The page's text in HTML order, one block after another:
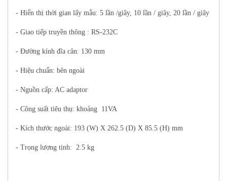
- Hiển thị thời gian lấy mẫu: 5 lần /giây, 10 lần / giây, 20 lần / giây
- Giao tiếp truyền thông : RS-232C
- Đường kính đĩa cân: 130 mm
- Hiệu chuẩn: bên ngoài
- Nguồn cấp: AC adaptor
- Công suất tiêu thụ: khoảng 11VA
- Kích thước ngoài: 193 (W) X 262.5 (D) X 85.5 (H) mm
- Trọng lượng tịnh: 2.5 kg